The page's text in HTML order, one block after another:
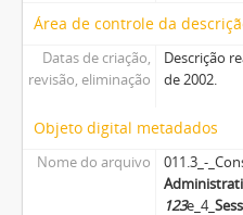
Área de controle da
Datas de criação,
revisão, eliminação
Descrição
de 2002.
Objeto digital metadados
Nome do arquivo 011.3_-
123e_4_ Sess